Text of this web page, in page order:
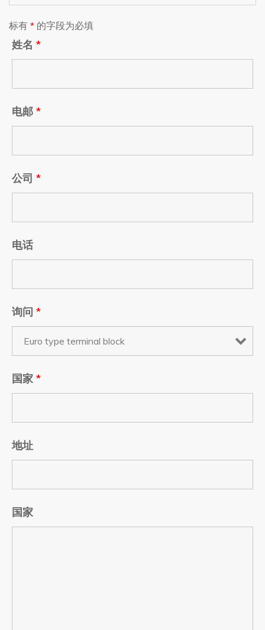
标有 * 的字段为必填
姓名 *
电邮 *
公司 *
电话
询问 *
国家 *
地址
国家